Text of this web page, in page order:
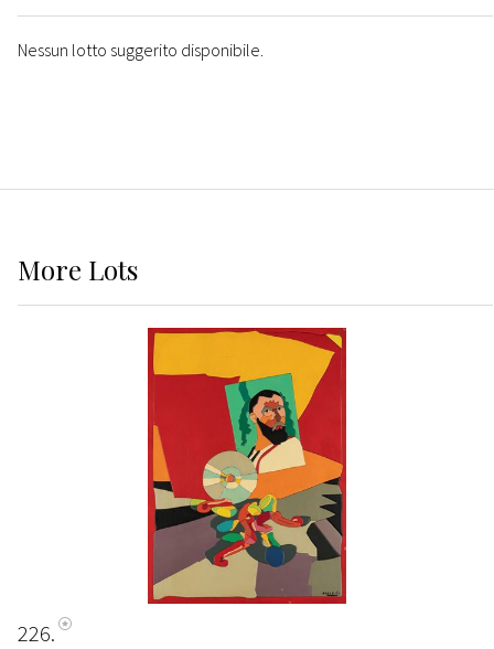
Nessun lotto suggerito disponibile.
More Lots
226